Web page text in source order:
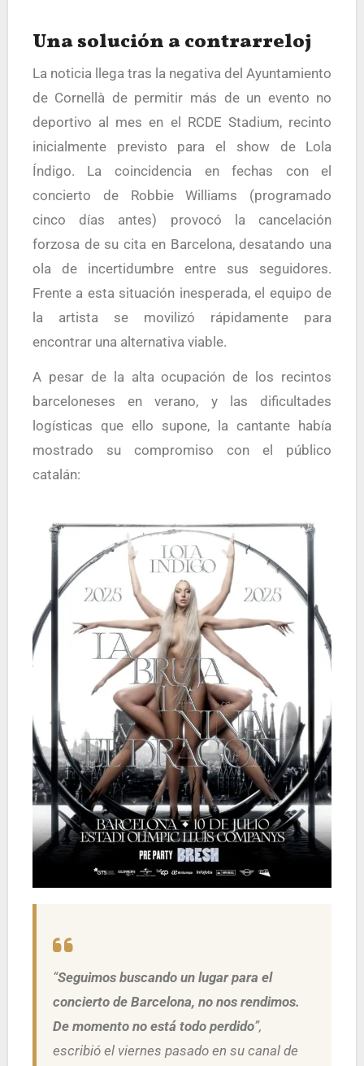
Una solución a contrarreloj
La noticia llega tras la negativa del Ayuntamiento
de Cornellà de permitir más de un evento no
deportivo al mes en el RCDE Stadium, recinto
inicialmente previsto para el show de Lola
Índigo. La coincidencia en fechas con el
concierto de Robbie Williams (programado
cinco días antes) provocó la cancelación
forzosa de su cita en Barcelona, desatando una
ola de incertidumbre entre sus seguidores.
Frente a esta situación inesperada, el equipo de
la artista se movilizó rápidamente para
encontrar una alternativa viable.
A pesar de la alta ocupación de los recintos
barceloneses en verano, y las dificultades
logísticas que ello supone, la cantante había
mostrado su compromiso con el público
catalán:
“Seguimos buscando un lugar para el
concierto de Barcelona, no nos rendimos.
De momento no está todo perdido”,
escribió el viernes pasado en su canal de